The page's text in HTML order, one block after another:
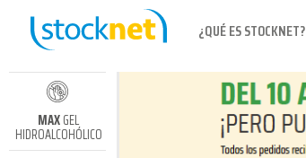
¿QUÉ ES STOCKNET?
MAXGEL
HIDROALCOHÓLICO